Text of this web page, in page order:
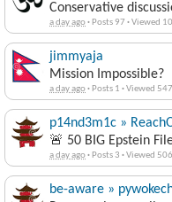
Conservative
a day ago· Posts 97 ·Viewed
jimmyaja
Mission Impossible?
a day ago· Posts 1 ·Viewed 547
p14nd3m1c »
🚨 50 BIG Epstein
a day ago· Posts 3 ·Viewed
be-aware »